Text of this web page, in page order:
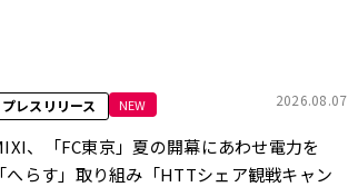
プレスリリース NEW 2026.08.07
、「FC東京」夏の開幕にあわせ電力を
「へらす」取り組み「HTTシェア観戦キャン